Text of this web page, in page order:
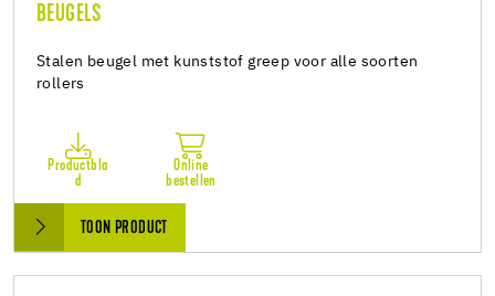
BEUGELS
Stalen beugel met kunststof greep voor alle soorten
rollers
Productbla
d
Online
bestellen
TOON PRODUCT